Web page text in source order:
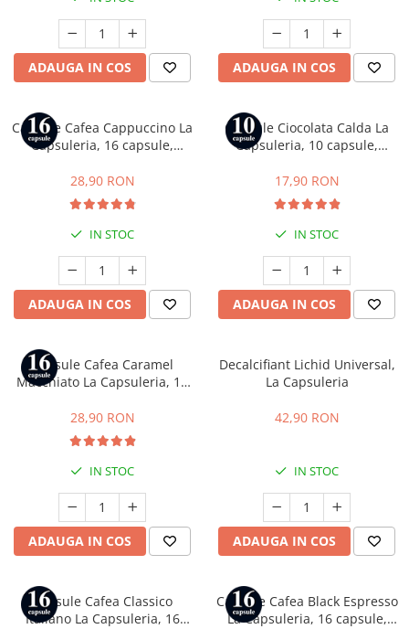
Capsule compatibile Bialetti
Capsule compatibile Beanz
Capsule compatibile Uno System
Capsule compatibile Caffitaly
Paduri cafea ESE44
CAFEA BOABE
CAFEA MACINATA
ADAUGA IN COS ADAUGA IN COS
Capsule Cafea Cappuccino La
Capsuleria, 16 capsule,
28,90 RON
IN STOC
ADAUGA IN COS
Capsule Ciocolata Calda La
Capsuleria, 10 capsule,
17,90 RON
IN STOC
ADAUGA IN COS
Capsule Cafea Caramel
Macchiato La Capsuleria, 16
Gusto
28,90 RON
IN STOC
ADAUGA IN COS
Decalcifiant Lichid Universal,
La Capsuleria
42,90 RON
IN STOC
ADAUGA IN COS
Capsule Cafea Classico
Italiano La Capsuleria, 16
Capsule Cafea Black Espresso
La Capsuleria, 16 capsule,